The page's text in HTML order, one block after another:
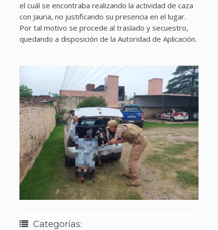
el cuál se encontraba realizando la actividad de caza
con Jauria, no justificando su presencia en el lugar.
Por tal motivo se procede al traslado y secuestro,
quedando a disposición de la Autoridad de Aplicación.
Categorías: